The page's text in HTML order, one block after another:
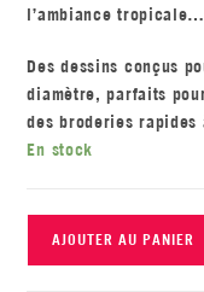
l’ambiance tropicale…
Des dessins conçus
diamètre, parfaits
des broderies
En stock
AJOUTER AU PANIER